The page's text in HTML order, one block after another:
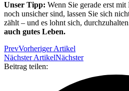
Unser Tipp: Wenn Sie gerade erst
noch unsicher sind, lassen Sie sich
zählt – und es lohnt sich,
auch gutes Leben.
PrevVorheriger Artikel
Nächster ArtikelNächster
Beitrag teilen: